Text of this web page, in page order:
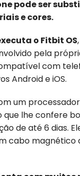
pode ser
e cores.
o Fitbit OS
pela
com
Android e iOS.
um
que lhe confere
de até 6 dias.
cabo magnético